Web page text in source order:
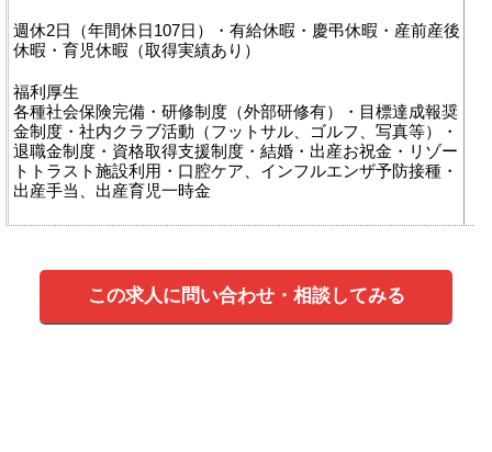
週休2日（年間休日107日）・有給休暇・慶弔休暇・産前産後
休暇・育児休暇（取得実績あり）
福利厚生
各種社会保険完備・研修制度（外部研修有）・目標達成報奨
金制度・社内クラブ活動（フットサル、ゴルフ、写真等）・
退職金制度・資格取得支援制度・結婚・出産お祝金・リゾー
トトラスト施設利用・口腔ケア、インフルエンザ予防接種・
出産手当、出産育児一時金
この求人に問い合わせ・相談してみる